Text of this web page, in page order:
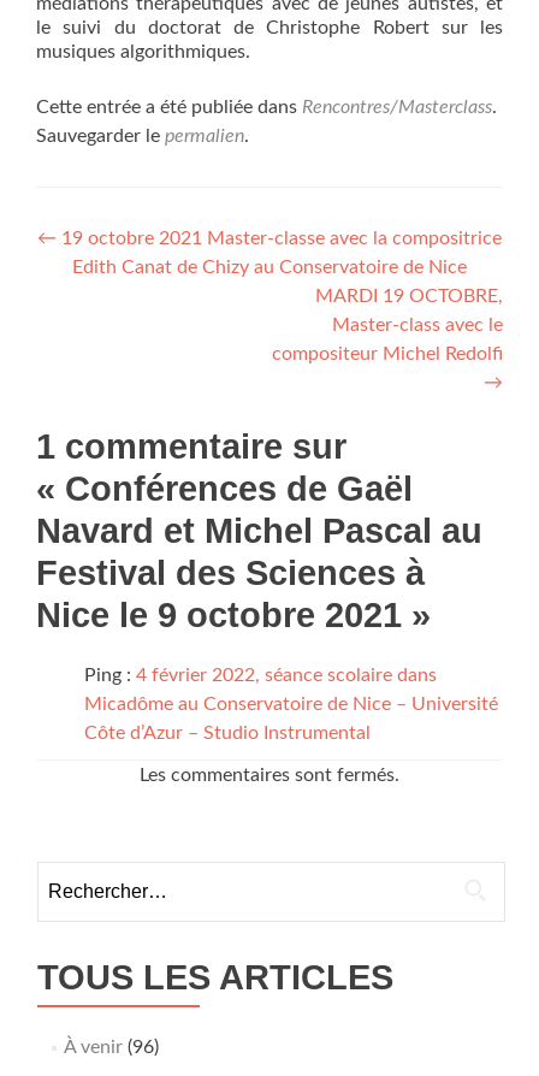
le suivi du doctorat de Christophe Robert sur les
musiques algorithmiques.
Cette entrée a été publiée dans Rencontres/Masterclass.
Sauvegarder le permalien.
Navigation
de
← 19 octobre 2021 Master-classe avec la compositrice
Edith Canat de Chizy au Conservatoire de Nice
MARDI 19 OCTOBRE,
Master-class avec le
compositeur Michel Redolfi
→
1 commentaire sur
« Conférences de Gaël
Navard et Michel Pascal au
Festival des Sciences à
Nice le 9 octobre 2021 »
Ping : 4 février 2022, séance scolaire dans
Micadôme au Conservatoire de Nice – Université
Côte d’Azur – Studio Instrumental
Les commentaires sont fermés.
TOUS LES ARTICLES
À venir(96)